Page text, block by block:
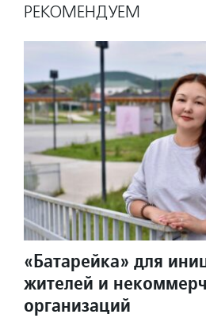
РЕКОМЕНДУЕМ
«Батарейка» для
жителей и
организаций